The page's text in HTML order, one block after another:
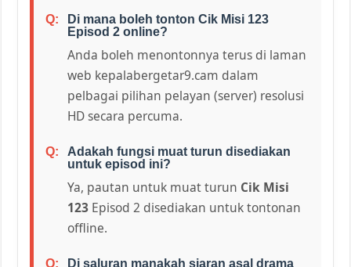
Di mana boleh tonton Cik Misi 123
Episod 2 online?
Anda boleh menontonnya terus di laman
web kepalabergetar9.cam dalam
pelbagai pilihan pelayan (server) resolusi
HD secara percuma.
Adakah fungsi muat turun disediakan
untuk episod ini?
Ya, pautan untuk muat turun Cik Misi
123 Episod 2 disediakan untuk tontonan
offline.
Di saluran manakah siaran asal drama